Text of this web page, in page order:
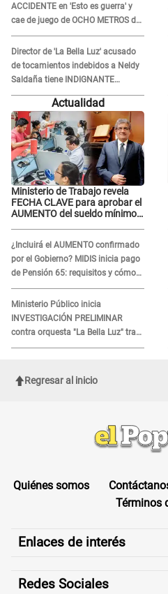
ACCIDENTE en 'Esto es guerra' y
cae de juego de OCHO METROS de
altura: "La colchoneta se rompe..."
Director de 'La Bella Luz' acusado
de tocamientos indebidos a Neldy
Saldaña tiene INDIGNANTE
reacción ante denuncia
Actualidad
Ministerio de Trabajo revela
FECHA CLAVE para aprobar el
AUMENTO del sueldo mínimo:
¿Incluirá el AUMENTO confirmado
por el Gobierno? MIDIS inicia pago
de Pensión 65: requisitos y cómo
obtener el beneficio economico
Ministerio Público inicia
INVESTIGACIÓN PRELIMINAR
contra orquesta "La Bella Luz" tras
DENUNCIA de Naldy Saldaña
Regresar al inicio
Quiénes somos
Términos
Enlaces de interés
Redes Sociales